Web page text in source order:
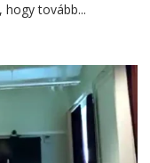
hogy tovább...